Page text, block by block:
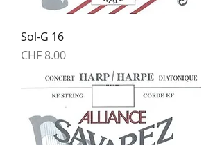
Sol-G 16
Price
CHF 8.00